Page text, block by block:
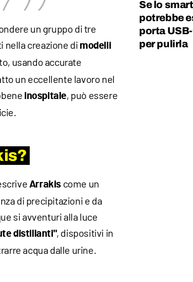
un gruppo di tre
nella creazione di modelli
usando accurate
un eccellente lavoro nel
inospitale, può essere
Arrakis come un
di precipitazioni e da
si avventuri alla luce
distillanti", dispositivi in
acqua dalle urine.
Se lo
potrebbe
porta
per pulirla